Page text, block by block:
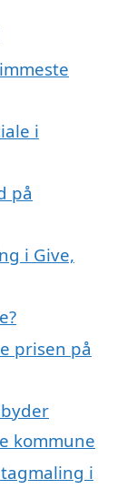
i
på
i Give,
prisen på
kommune
i